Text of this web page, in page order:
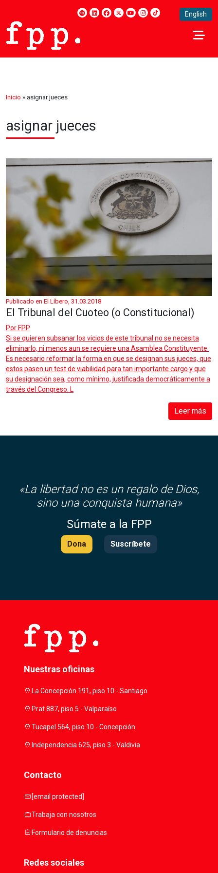
English
Inicio » asignar jueces
asignar jueces
Publicado en El Líbero, 31.03.2018
El Tribunal del Cuoteo (o Constitucional)
PorFPP
Si se quieren subsanar los vicios de este tribunal no se necesita
eliminarlo, ni menos aun se requiere una Asamblea Constituyente.
Es necesario reformar la forma en que se designan sus jueces, que
estos pasen un test de viabilidad para tan importante cargo y que
su designación sea, como mínimo, justificada democráticamente a
través del Congreso. L
Leer más
«La libertad no es un regalo de Dios,
sino una conquista humana»
Súmate a la FPP
Dona Suscríbete
Nuestras oficinas
location_onLa Concepción 191, piso 10 - Santiago
location_onPrat 887, piso 5 - Valparaíso
location_onTucapel 564, piso 10 - Concepción
location_onIndependencia 625, piso 3 - Valdivia
Contacto
mail [email protected]
workTrabaja con nosotros
assignmentFormulario de denuncias
Redes sociales